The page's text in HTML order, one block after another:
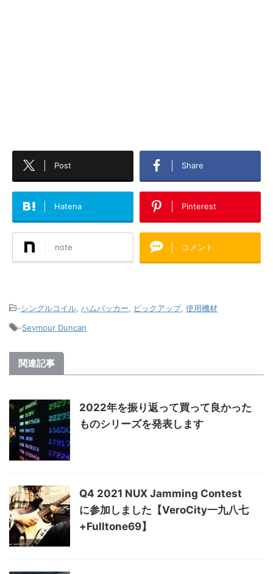
Post Share
Hatena Pinterest
note コメント
-シングルコイル ハムバッカー ピックアップ, 使用機材
-Seymour Duncan
関連記事
2022年を振り返って買って良かった
ものシリーズを発表します
Q4 2021 NUX Jamming Contest
に参加しました【VeroCity一九八七
+Fulltone69】